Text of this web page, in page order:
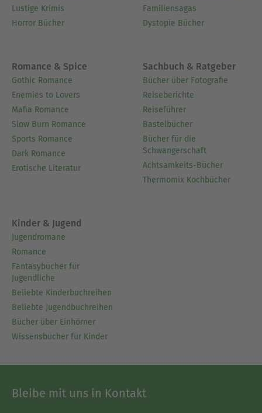
Lustige Krimis
Horror Bücher
Familiensagas
Dystopie Bücher
Romance & Spice
Gothic Romance
Enemies to Lovers
Mafia Romance
Slow Burn Romance
Sports Romance
Dark Romance
Erotische Literatur
Sachbuch & Ratgeber
Bücher über Fotografie
Reiseberichte
Reiseführer
Bastelbücher
Bücher für die
Schwangerschaft
Achtsamkeits-Bücher
Thermomix Kochbücher
Kinder & Jugend
Jugendromane
Romance
Fantasybücher für
Jugendliche
Beliebte Kinderbuchreihen
Beliebte Jugendbuchreihen
Bücher über Einhörner
Wissensbücher für Kinder
Bleibe mit uns in Kontakt